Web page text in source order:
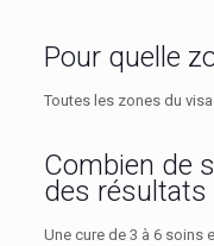
Pour quelle
Toutes les zones du
Combien de
des résultats
Une cure de 3 à 6 soins